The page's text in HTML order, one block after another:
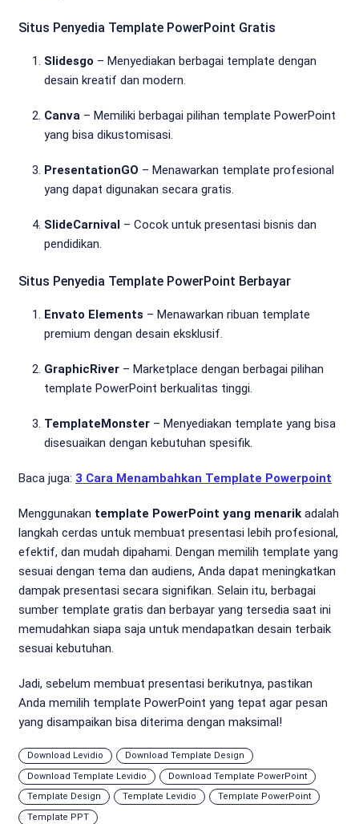
Situs Penyedia Template PowerPoint Gratis
Slidesgo – Menyediakan berbagai template dengan
desain kreatif dan modern.
Canva – Memiliki berbagai pilihan template PowerPoint
yang bisa dikustomisasi.
PresentationGO – Menawarkan template profesional
yang dapat digunakan secara gratis.
SlideCarnival – Cocok untuk presentasi bisnis dan
pendidikan.
Situs Penyedia Template PowerPoint Berbayar
Envato Elements – Menawarkan ribuan template
premium dengan desain eksklusif.
GraphicRiver – Marketplace dengan berbagai pilihan
template PowerPoint berkualitas tinggi.
TemplateMonster – Menyediakan template yang bisa
disesuaikan dengan kebutuhan spesifik.
Baca juga: 3 Cara Menambahkan Template Powerpoint
Menggunakan template PowerPoint yang menarik adalah
langkah cerdas untuk membuat presentasi lebih profesional,
efektif, dan mudah dipahami. Dengan memilih template yang
sesuai dengan tema dan audiens, Anda dapat meningkatkan
dampak presentasi secara signifikan. Selain itu, berbagai
sumber template gratis dan berbayar yang tersedia saat ini
memudahkan siapa saja untuk mendapatkan desain terbaik
sesuai kebutuhan.
Jadi, sebelum membuat presentasi berikutnya, pastikan
Anda memilih template PowerPoint yang tepat agar pesan
yang disampaikan bisa diterima dengan maksimal!
Download Levidio
Download Template Design
Download Template Levidio
Download Template PowerPoint
Template Design
Template Levidio
Template PowerPoint
Template PPT